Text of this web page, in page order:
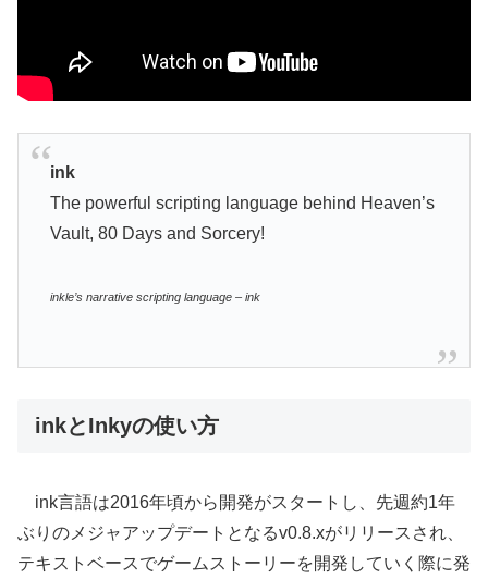
ink
The powerful scripting language behind Heaven’s
Vault, 80 Days and Sorcery!
inkle’s narrative scripting language – ink
inkとInkyの使い方
ink言語は2016年頃から開発がスタートし、先週約1年
ぶりのメジャアップデートとなるv0.8.xがリリースされ、
テキストベースでゲームストーリーを開発していく際に発